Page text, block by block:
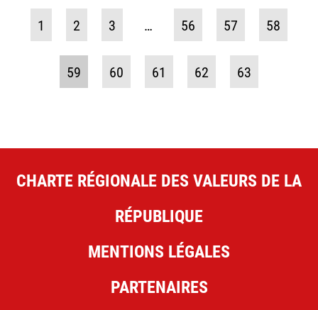
1 2 3 … 56 57 58
59 60 61 62 63
CHARTE RÉGIONALE DES VALEURS DE LA
RÉPUBLIQUE
MENTIONS LÉGALES
PARTENAIRES